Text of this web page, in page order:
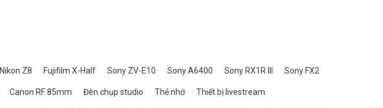
Nikon Z8 Fujifilm X-Half Sony ZV-E10 Sony A6400 Sony RX1R III Sony FX2
Canon RF 85mm Đèn chụp studio Thẻ nhớ Thiết bị livestream